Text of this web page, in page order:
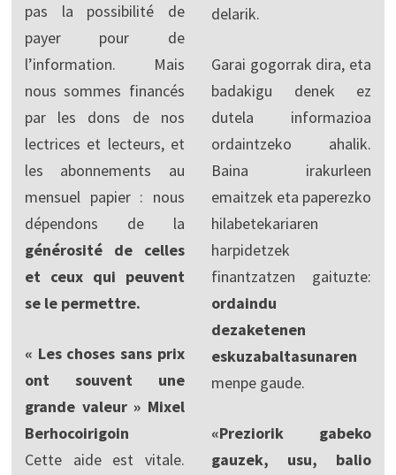
pas la possibilité de
payer pour de
l’information. Mais
nous sommes financés
par les dons de nos
lectrices et lecteurs, et
les abonnements au
mensuel papier : nous
dépendons de la
générosité de celles
et ceux qui peuvent
se le permettre.
« Les choses sans prix
ont souvent une
grande valeur » Mixel
Berhocoirigoin
Cette aide est vitale.
delarik.
Garai gogorrak dira, eta
badakigu denek ez
dutela informazioa
ordaintzeko ahalik.
Baina irakurleen
emaitzek eta paperezko
hilabetekariaren
harpidetzek
finantzatzen gaituzte:
ordaindu
dezaketenen
eskuzabaltasunaren
menpe gaude.
«Preziorik gabeko
gauzek, usu, balio